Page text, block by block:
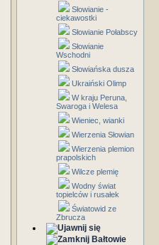
Słowianie -
ciekawostki
Słowianie Połabscy
Słowianie
Wschodni
Słowiańska dusza
Ukraiński Olimp
W kraju Peruna,
Swaroga i Welesa
Wieniec, wianki
Wierzenia Słowian
Wierzenia plemion
prapolskich
Wilcze plemię
Wodny świat
topielców i rusałek
Światowid ze
Zbrucza
Bałtowie